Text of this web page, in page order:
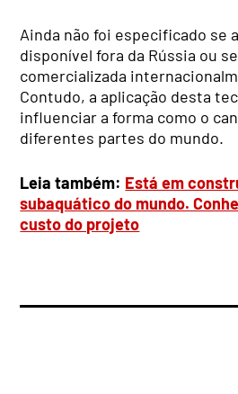
Ainda não foi especificado se
disponível fora da Rússia ou
comercializada
Contudo, a aplicação desta
influenciar a forma como o
diferentes partes do mundo.
Leia também: Está em
subaquático do mundo.
custo do projeto